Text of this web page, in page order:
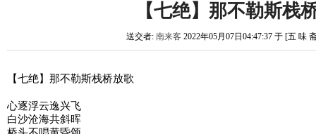
【七绝】那不勒斯栈
送交者: 南来客2022年05月07日04:47:37 于 [五 味
【七绝】那不勒斯栈桥放歌
心逐浮云逸兴飞
白沙沧海共斜晖